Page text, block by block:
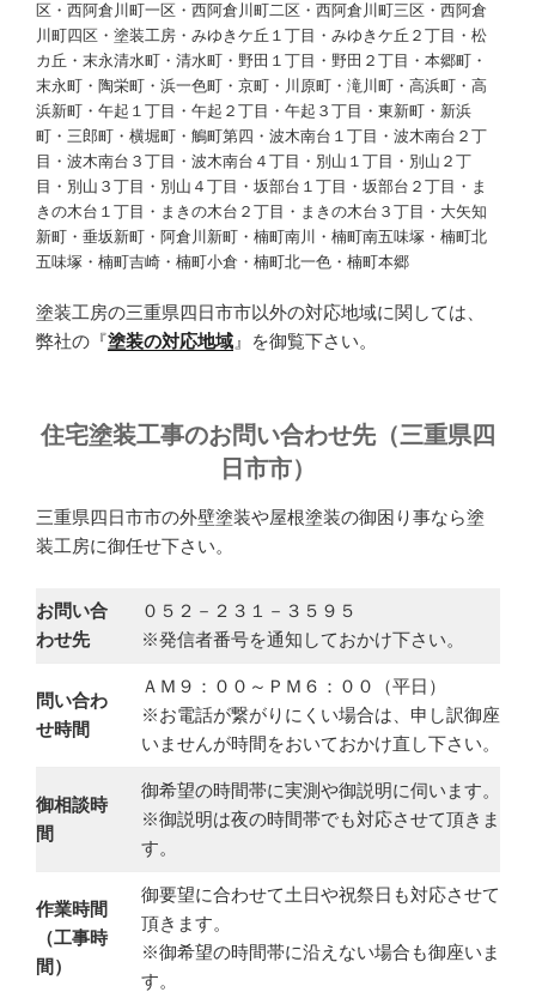
区・西阿倉川町一区・西阿倉川町二区・西阿倉川町三区・西阿倉
川町四区・塗装工房・みゆきケ丘１丁目・みゆきケ丘２丁目・松
カ丘・末永清水町・清水町・野田１丁目・野田２丁目・本郷町・
末永町・陶栄町・浜一色町・京町・川原町・滝川町・高浜町・高
浜新町・午起１丁目・午起２丁目・午起３丁目・東新町・新浜
町・三郎町・横堀町・鵤町第四・波木南台１丁目・波木南台２丁
目・波木南台３丁目・波木南台４丁目・別山１丁目・別山２丁
目・別山３丁目・別山４丁目・坂部台１丁目・坂部台２丁目・ま
きの木台１丁目・まきの木台２丁目・まきの木台３丁目・大矢知
新町・垂坂新町・阿倉川新町・楠町南川・楠町南五味塚・楠町北
五味塚・楠町吉崎・楠町小倉・楠町北一色・楠町本郷
塗装工房の三重県四日市市以外の対応地域に関しては、
弊社の『塗装の対応地域 』を御覧下さい。
住宅塗装工事のお問い合わせ先（三重県四
日市市）
三重県四日市市の外壁塗装や屋根塗装の御困り事なら塗
装工房に御任せ下さい。
お問い合
わせ先
０５２－２３１－３５９５
※発信者番号を通知しておかけ下さい。
問い合わ
せ時間
ＡＭ９：００～ＰＭ６：００（平日）
※お電話が繋がりにくい場合は、申し訳御座
いませんが時間をおいておかけ直し下さい。
御相談時
間
御希望の時間帯に実測や御説明に伺います。
※御説明は夜の時間帯でも対応させて頂きま
す。
作業時間
（工事時
間）
御要望に合わせて土日や祝祭日も対応させて
頂きます。
※御希望の時間帯に沿えない場合も御座いま
す。